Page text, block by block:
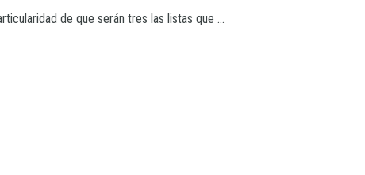
de que serán tres las listas que ...